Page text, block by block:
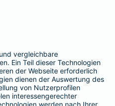
BarmeniaGothaer
SEITEN